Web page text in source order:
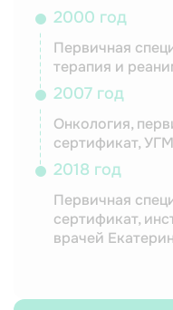
2000 год
Первичная
терапия и
2007 год
Онкология,
сертификат,
2018 год
Первичная
сертификат,
врачей